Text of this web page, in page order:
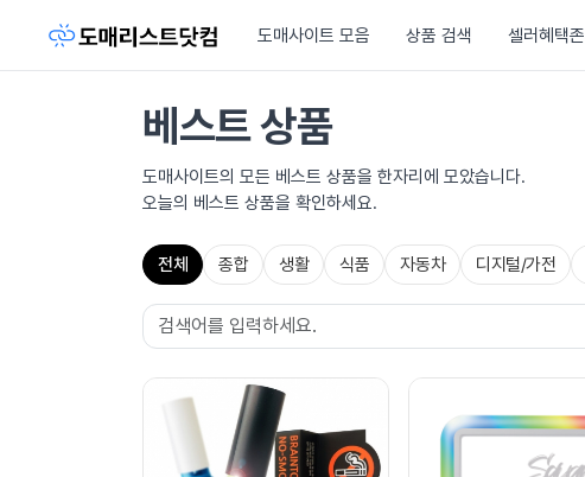
도매사이트 모음 상품 검색 셀러혜택존
베스트 상품
도매사이트의 모든 베스트 상품을 한자리에 모았습니다.
오늘의 베스트 상품을 확인하세요.
전체 종합 생활 식품 자동차 디지털/가전